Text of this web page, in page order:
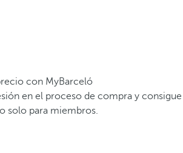
con MyBarceló
en el proceso de compra y consigue
solo para miembros.